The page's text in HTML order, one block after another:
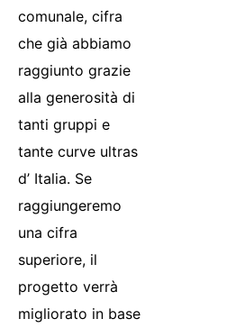
comunale, cifra
che già abbiamo
raggiunto grazie
alla generosità di
tanti gruppi e
tante curve ultras
d’ Italia. Se
raggiungeremo
una cifra
superiore, il
progetto verrà
migliorato in base